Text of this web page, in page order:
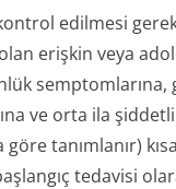
kontrol edilmesi
olan erişkin veya
ve orta ila
göre tanımlanır)
tedavisi